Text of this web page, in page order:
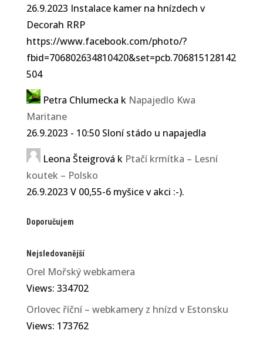
26.9.2023 Instalace kamer na hnízdech v
Decorah RRP
https://www.facebook.com/photo/?
fbid=706802634810420&set=pcb.706815128142
504
Petra Chlumecka k Napajedlo Kwa
Maritane
26.9.2023 - 10:50 Sloní stádo u napajedla
Leona Šteigrová k Ptačí krmítka – Lesní
koutek – Polsko
26.9.2023 V 00,55-6 myšice v akci :-).
Doporučujem
Nejsledovanější
Orel Mořský webkamera
Views: 334702
Orlovec říční – webkamery z hnízd v Estonsku
Views: 173762